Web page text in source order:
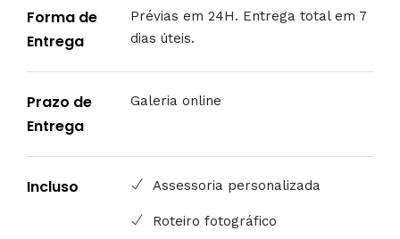
Forma de
Entrega
Prévias em 24H. Entrega total em 7
dias úteis.
Prazo de
Entrega
Galeria online
Incluso Assessoria personalizada
Roteiro fotográfico